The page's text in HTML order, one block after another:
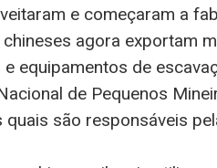
e começaram a
agora exportam
equipamentos de
de Pequenos
quais são responsáveis